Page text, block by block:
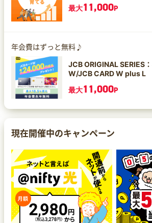
最大11,000P
年会費はずっと無料♪
JCB ORIGINAL SERIES
W/JCB CARD W plus L
最大11,000P
現在開催中のキャンペーン